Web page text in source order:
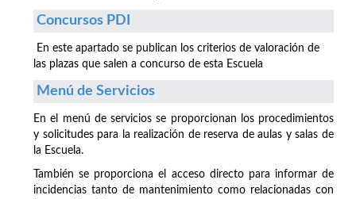
Concursos PDI
En este apartado se publican los criterios de valoración de
las plazas que salen a concurso de esta Escuela
Menú de Servicios
En el menú de servicios se proporcionan los procedimientos
y solicitudes para la realización de reserva de aulas y salas de
la Escuela.
También se proporciona el acceso directo para informar de
incidencias tanto de mantenimiento como relacionadas con